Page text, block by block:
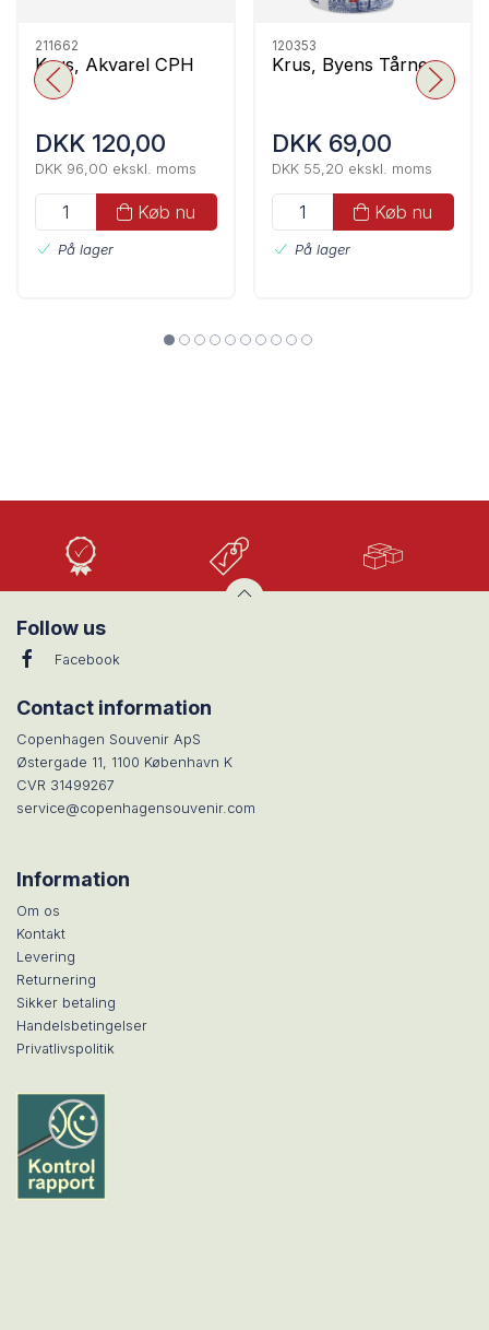
211662
Krus, Akvarel CPH
DKK 120,00
DKK 96,00 ekskl. moms
Køb nu
På lager
120353
Krus, Byens Tårne
DKK 69,00
DKK 55,20 ekskl. moms
Køb nu
På lager
Kvalitet
Follow us
Facebook
Contact information
Copenhagen Souvenir ApS
Østergade 11, 1100 København K
CVR 31499267
service@copenhagensouvenir.com
Information
Om os
Kontakt
Levering
Returnering
Sikker betaling
Handelsbetingelser
Privatlivspolitik